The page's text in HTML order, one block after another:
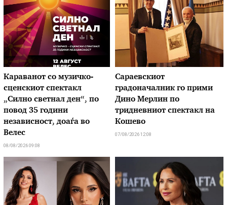
Караванот со музичкo-
сценскиот спектакл
„Силно светнал ден“, по
повод 35 години
независност, доаѓа во
Велес
08/08/2026 09:08
Сараевскиот
градоначалник го прими
Дино Мерлин по
тридневниот спектакл на
Кошево
07/08/2026 12:08